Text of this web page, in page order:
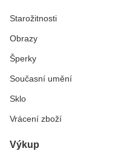
Starožitnosti
Obrazy
Šperky
Současní umění
Sklo
Vrácení zboží
Výkup